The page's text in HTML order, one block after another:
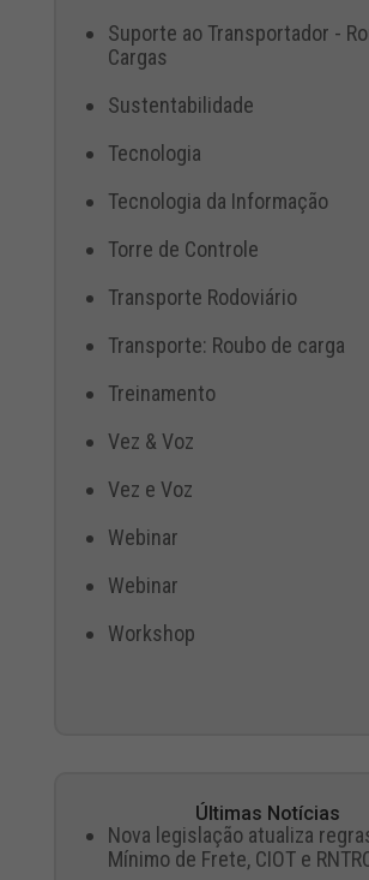
Suporte ao Transportador -
Cargas
Sustentabilidade
Tecnologia
Tecnologia da Informação
Torre de Controle
Transporte Rodoviário
Transporte: Roubo de carga
Treinamento
Vez & Voz
Vez e Voz
Webinar
Webinar
Workshop
Últimas Notícias
Nova legislação atualiza
Mínimo de Frete, CIOT e